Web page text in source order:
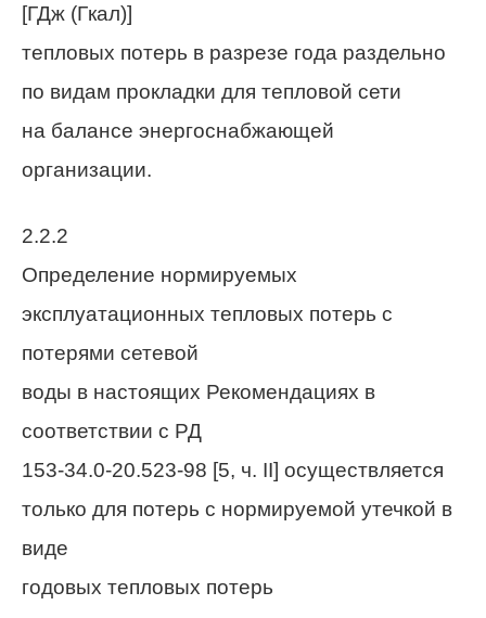
[ГДж (Гкал)]
тепловых потерь в разрезе года раздельно
по видам прокладки для тепловой сети
на балансе энергоснабжающей
организации.
2.2.2
Определение нормируемых
эксплуатационных тепловых потерь с
потерями сетевой
воды в настоящих Рекомендациях в
соответствии с РД
153-34.0-20.523-98 [5, ч. II] осуществляется
только для потерь с нормируемой утечкой в
виде
годовых тепловых потерь